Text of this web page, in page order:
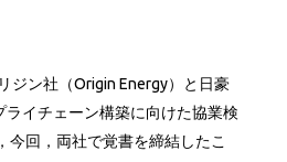
ジン社（Origin Energy）と日豪
ライチェーン構築に向けた協業検
今回，両社で覚書を締結したこ